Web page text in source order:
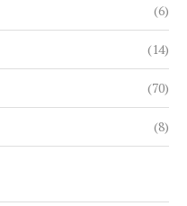
(6)
(14)
(70)
(8)